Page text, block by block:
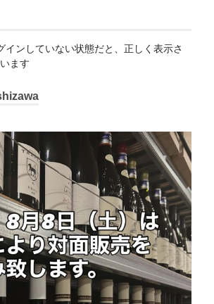
インしていない状態だと、正しく表示さ
ます